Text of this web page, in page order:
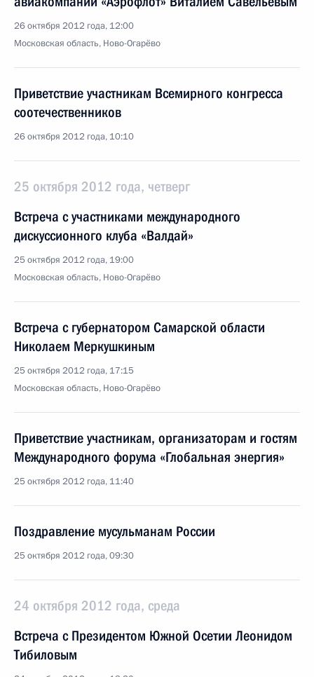
26 октября 2012 года, 12:00
Московская область, Ново-Огарёво
Приветствие участникам Всемирного конгресса
соотечественников
26 октября 2012 года, 10:10
25 октября 2012 года, четверг
Встреча с участниками международного
дискуссионного клуба «Валдай»
25 октября 2012 года, 19:00
Московская область, Ново-Огарёво
Встреча с губернатором Самарской области
Николаем Меркушкиным
25 октября 2012 года, 17:15
Московская область, Ново-Огарёво
Приветствие участникам, организаторам и гостям
Международного форума «Глобальная энергия»
25 октября 2012 года, 11:40
Поздравление мусульманам России
25 октября 2012 года, 09:30
24 октября 2012 года, среда
Встреча с Президентом Южной Осетии Леонидом
Тибиловым